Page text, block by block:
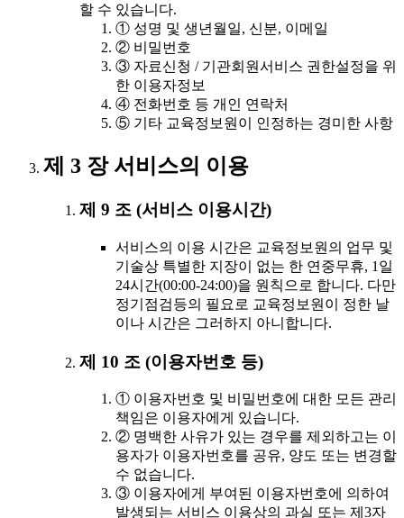
할 수 있습니다.
① 성명 및 생년월일, 신분, 이메일
② 비밀번호
③ 자료신청 / 기관회원서비스 권한설정을 위
한 이용자정보
④ 전화번호 등 개인 연락처
⑤ 기타 교육정보원이 인정하는 경미한 사항
제 3 장 서비스의 이용
제 9 조 (서비스 이용시간)
서비스의 이용 시간은 교육정보원의 업무 및
기술상 특별한 지장이 없는 한 연중무휴, 1일
24시간(00:00-24:00)을 원칙으로 합니다. 다만
정기점검등의 필요로 교육정보원이 정한 날
이나 시간은 그러하지 아니합니다.
제 10 조 (이용자번호 등)
① 이용자번호 및 비밀번호에 대한 모든 관리
책임은 이용자에게 있습니다.
② 명백한 사유가 있는 경우를 제외하고는 이
용자가 이용자번호를 공유, 양도 또는 변경할
수 없습니다.
③ 이용자에게 부여된 이용자번호에 의하여
발생되는 서비스 이용상의 과실 또는 제3자